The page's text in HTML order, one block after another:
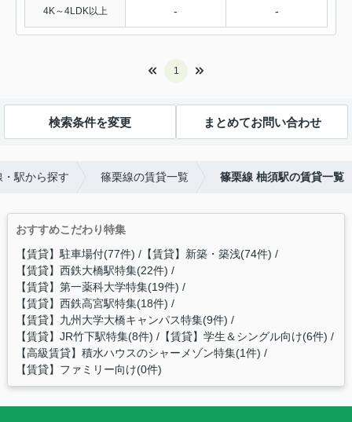
4K～4LDK以上 - -
1
検索条件を変更 まとめてお問い合わせ
・駅から探す 篠栗線の賃貸一覧 篠栗線 柚須駅の賃貸一覧
おすすめこだわり特集
【賃貸】駐車場付(77件) 【賃貸】新築・築浅(74件)
【賃貸】西鉄大橋駅特集(22件)
【賃貸】第一薬科大学特集(19件)
【賃貸】西鉄高宮駅特集(18件)
【賃貸】九州大学大橋キャンパス特集(9件)
【賃貸】JR竹下駅特集(8件) 【賃貸】学生＆シングル向け(6件)
【高級賃貸】積水ハウスのシャーメゾン特集(1件)
【賃貸】ファミリー向け(0件)